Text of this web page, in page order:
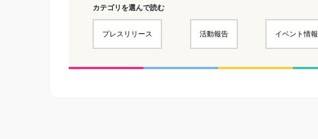
カテゴリを選んで読む
プレスリリース 活動報告 イベント情報